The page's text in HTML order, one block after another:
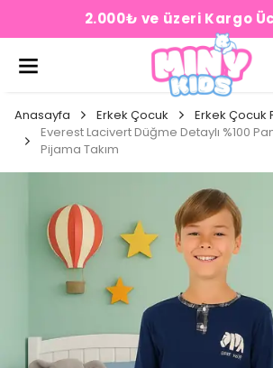
2.000₺ ve üzeri Kargo
Anasayfa Erkek Çocuk
Erkek Çocuk
Everest Lacivert Düğme Detaylı %100
Pijama Takım